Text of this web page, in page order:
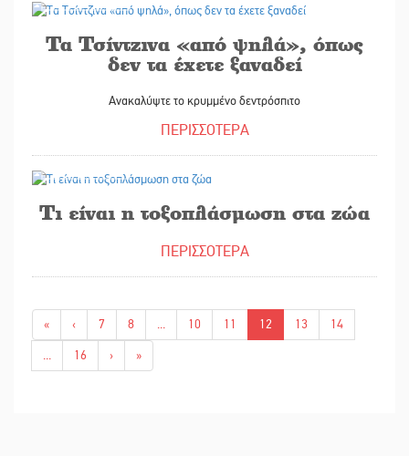
Τα Τσίντζινα «από ψηλά», όπως
δεν τα έχετε ξαναδεί
Ανακαλύψτε το κρυμμένο δεντρόσπιτο
ΠΕΡΙΣΣΟΤΕΡΑ
Τι είναι η τοξοπλάσμωση στα ζώα
ΠΕΡΙΣΣΟΤΕΡΑ
« ‹ 7 8 ... 10 11 12 13
14
...
16 › »